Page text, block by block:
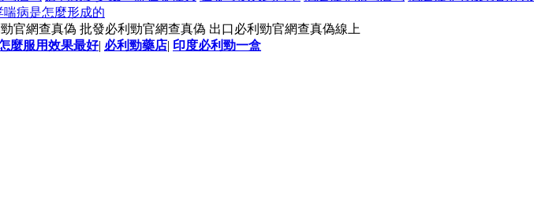
喘病是怎麼形成的
官網查真偽 批發必利勁官網查真偽 出口必利勁官網查真偽線上
麼服用效果最好| 必利勁藥店| 印度必利勁一盒